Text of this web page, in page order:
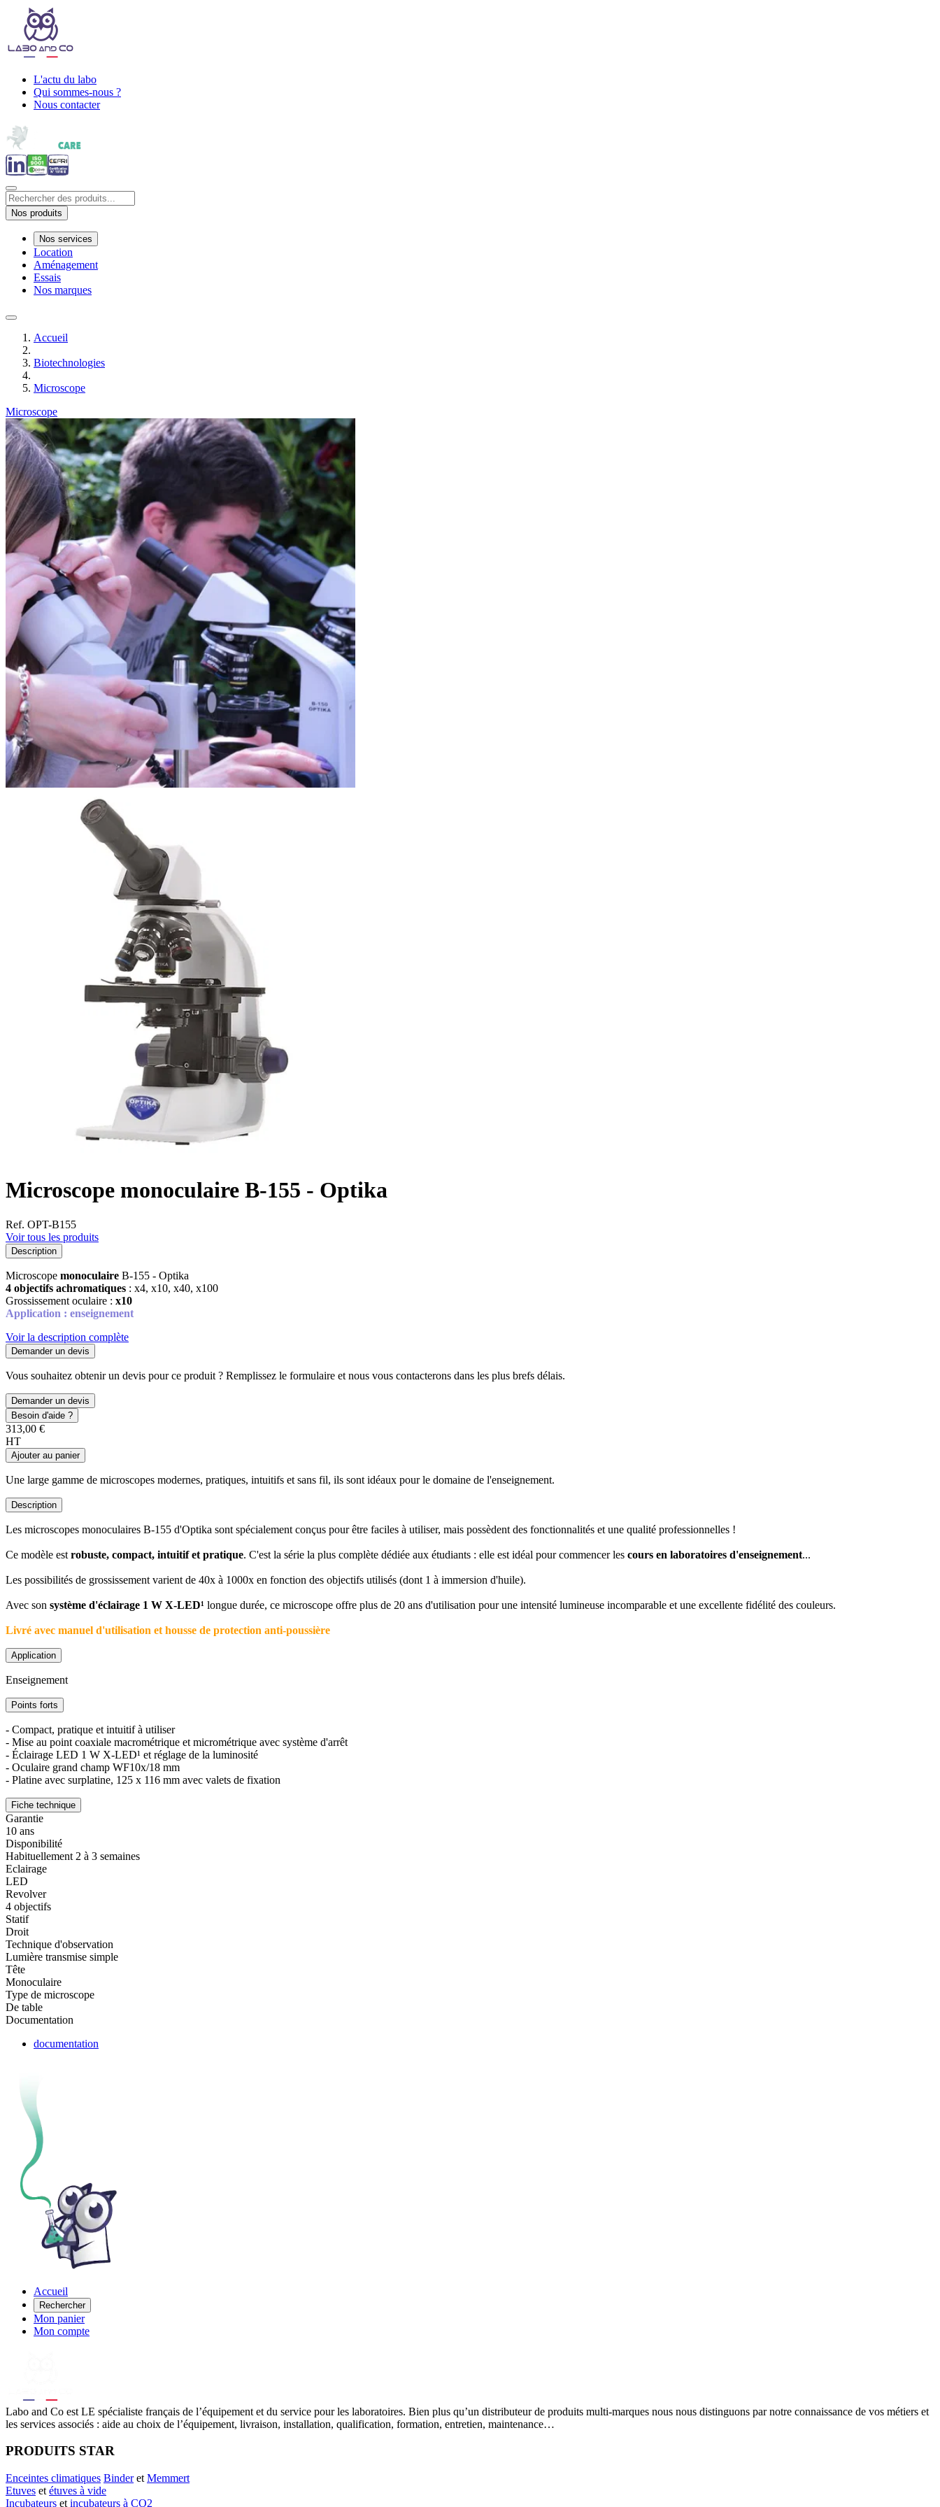
L'actu du labo
Qui sommes-nous ?
Nous contacter
Nos produits
Nos services
Location
Aménagement
Essais
Nos marques
Accueil
Biotechnologies
Microscope
Microscope
Microscope monoculaire B-155 - Optika
Ref. OPT-B155
Voir tous les produits
Description
Microscope monoculaire B-155 - Optika
4 objectifs achromatiques : x4, x10, x40, x100
Grossissement oculaire : x10
Application : enseignement
Voir la description complète
Demander un devis
Vous souhaitez obtenir un devis pour ce produit ? Remplissez le formulaire et nous vous contacterons dans les plus brefs délais.
Demander un devis
Besoin d'aide ?
313,00 €
HT
Ajouter au panier
Une large gamme de microscopes modernes, pratiques, intuitifs et sans fil, ils sont idéaux pour le domaine de l'enseignement.
Description
Les microscopes monoculaires B-155 d'Optika sont spécialement conçus pour être faciles à utiliser, mais possèdent des fonctionnalités et une qualité professionnelles !
Ce modèle est robuste, compact, intuitif et pratique. C'est la série la plus complète dédiée aux étudiants : elle est idéal pour commencer les cours en laboratoires d'enseignement...
Les possibilités de grossissement varient de 40x à 1000x en fonction des objectifs utilisés (dont 1 à immersion d'huile).
Avec son système d'éclairage 1 W X-LED¹ longue durée, ce microscope offre plus de 20 ans d'utilisation pour une intensité lumineuse incomparable et une excellente fidélité des couleurs.
Livré avec manuel d'utilisation et housse de protection anti-poussière
Application
Enseignement
Points forts
- Compact, pratique et intuitif à utiliser
- Mise au point coaxiale macrométrique et micrométrique avec système d'arrêt
- Éclairage LED 1 W X-LED¹ et réglage de la luminosité
- Oculaire grand champ WF10x/18 mm
- Platine avec surplatine, 125 x 116 mm avec valets de fixation
Fiche technique
Garantie
10 ans
Disponibilité
Habituellement 2 à 3 semaines
Eclairage
LED
Revolver
4 objectifs
Statif
Droit
Technique d'observation
Lumière transmise simple
Tête
Monoculaire
Type de microscope
De table
Documentation
documentation
Accueil
Rechercher
Mon panier
Mon compte
Labo and Co est LE spécialiste français de l’équipement et du service pour les laboratoires. Bien plus qu’un distributeur de produits multi-marques nous nous distinguons par notre connaissance de vos métiers et
les services associés : aide au choix de l’équipement, livraison, installation, qualification, formation, entretien, maintenance…
PRODUITS STAR
Enceintes climatiques Binderet Memmert
Etuves et étuves à vide
Incubateurs et incubateurs à CO2